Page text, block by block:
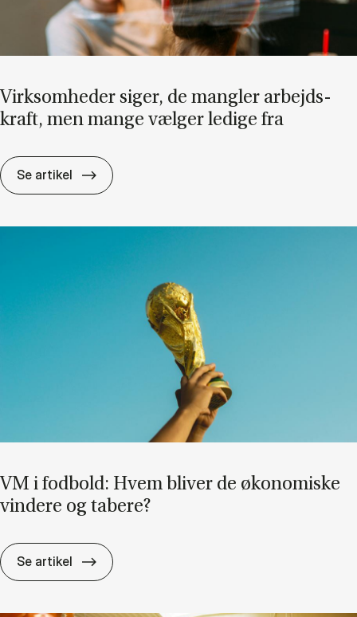
Virk­som­he­der si­ger, de mang­ler ar­bejds­
kraft, men man­ge væl­ger le­di­ge fra
Se artikel Virk­som­he­der si­ger, de mang­ler
VM i fod­bold: Hvem bli­ver de øko­no­mi­ske
vin­de­re og ta­be­re?
Se artikel VM i fod­bold: Hvem bli­ver de øko­no­mi­ske